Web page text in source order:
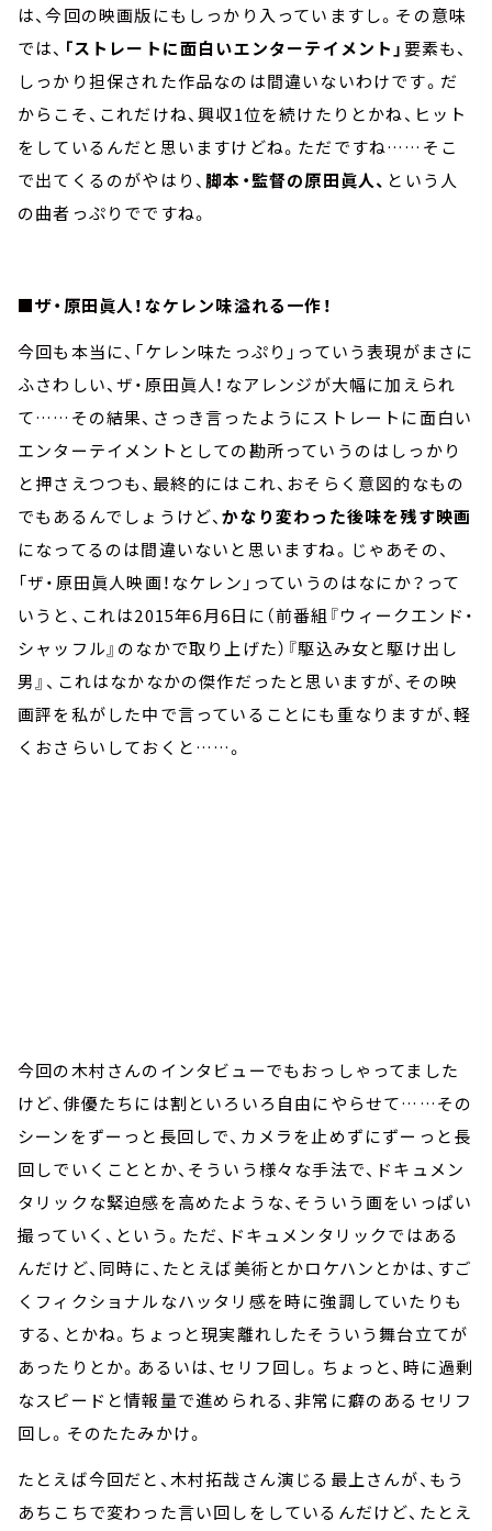
は、今回の映画版にもしっかり入っていますし。その意味
では、 「ストレートに面白いエンターテイメント」 要素も、
しっかり担保された作品なのは間違いないわけです。だ
からこそ、これだけね、興収1位を続けたりとかね、ヒット
をしているんだと思いますけどね。ただですね……そこ
で出てくるのがやはり、 脚本・監督の原田眞人、 という人
の曲者っぷりでですね。
■ザ・原田眞人！なケレン味溢れる一作！
今回も本当に、「ケレン味たっぷり」っていう表現がまさに
ふさわしい、ザ・原田眞人！なアレンジが大幅に加えられ
て……その結果、さっき言ったようにストレートに面白い
エンターテイメントとしての勘所っていうのはしっかり
と押さえつつも、最終的にはこれ、おそらく意図的なもの
でもあるんでしょうけど、かなり変わった後味を残す映画
になってるのは間違いないと思いますね。じゃあその、
「ザ・原田眞人映画！なケレン」っていうのはなにか？って
いうと、これは2015年6月6日に（前番組『ウィークエンド・
シャッフル』のなかで取り上げた）『駆込み女と駆け出し
男』、これはなかなかの傑作だったと思いますが、その映
画評を私がした中で言っていることにも重なりますが、軽
くおさらいしておくと……。
今回の木村さんのインタビューでもおっしゃってました
けど、俳優たちには割といろいろ自由にやらせて……その
シーンをずーっと長回しで、カメラを止めずにずーっと長
回しでいくこととか、そういう様々な手法で、ドキュメン
タリックな緊迫感を高めたような、そういう画をいっぱい
撮っていく、という。ただ、ドキュメンタリックではある
んだけど、同時に、たとえば美術とかロケハンとかは、すご
くフィクショナルなハッタリ感を時に強調していたりも
する、とかね。ちょっと現実離れしたそういう舞台立てが
あったりとか。あるいは、セリフ回し。ちょっと、時に過剰
なスピードと情報量で進められる、非常に癖のあるセリフ
回し。そのたたみかけ。
たとえば今回だと、木村拓哉さん演じる最上さんが、もう
あちこちで変わった言い回しをしているんだけど、たとえ